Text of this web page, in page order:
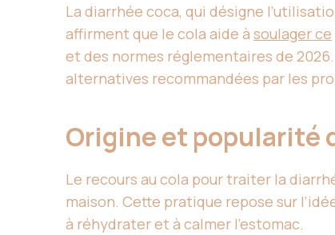
La diarrhée coca, qui désigne
affirment que le cola aide à soulager ce
et des normes réglementaires de
alternatives recommandées par les
Origine et popularité
Le recours au cola pour traiter la
maison. Cette pratique repose sur
à réhydrater et à calmer l’estomac.